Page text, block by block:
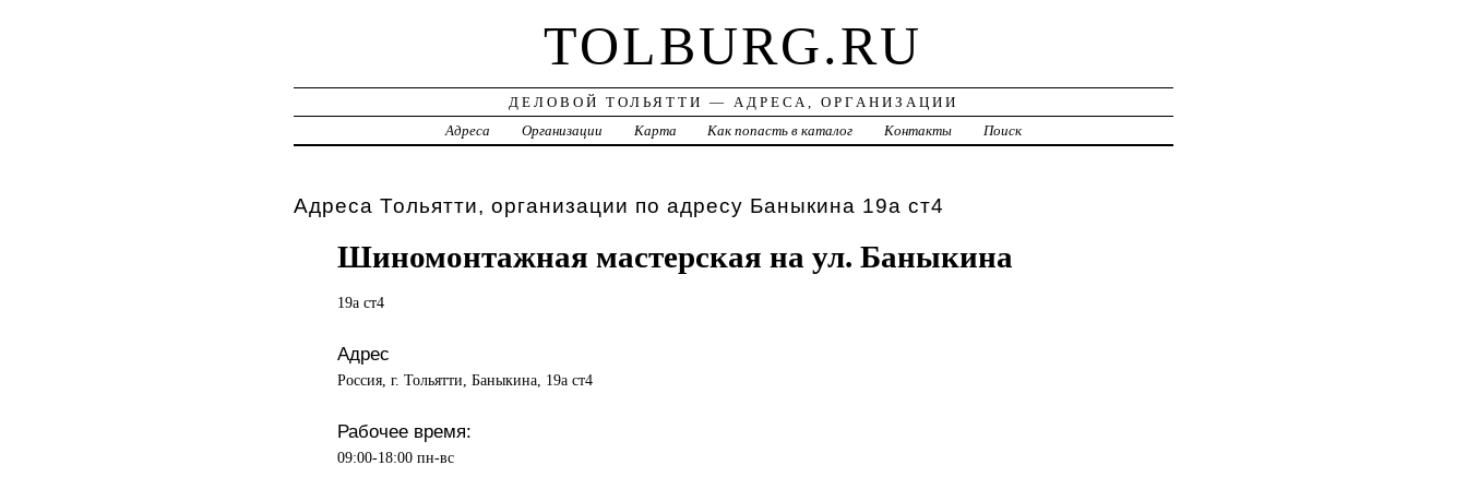
TOLBURG.RU
ДЕЛОВОЙ ТОЛЬЯТТИ — АДРЕСА, ОРГАНИЗАЦИИ
Адреса
Организации Карта Как попасть в каталог Контакты Поиск
Адреса Тольятти, организации по адресу Баныкина 19а ст4
Шиномонтажная мастерская на ул. Баныкина
19а ст4
Адрес
Россия, г. Тольятти, Баныкина, 19а ст4
Рабочее время:
09:00-18:00 пн-вс